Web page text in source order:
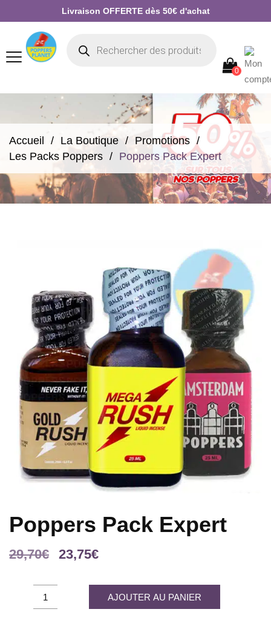
Livraison OFFERTE dès 50€ d'achat
0
Accueil La Boutique
Promotions
Les Packs Poppers
Poppers Pack Expert
Poppers Pack Expert
29,70€
Le
initial
23,75€Le
actuel
est :
Poppers
Pack
AJOUTER AU PANIER